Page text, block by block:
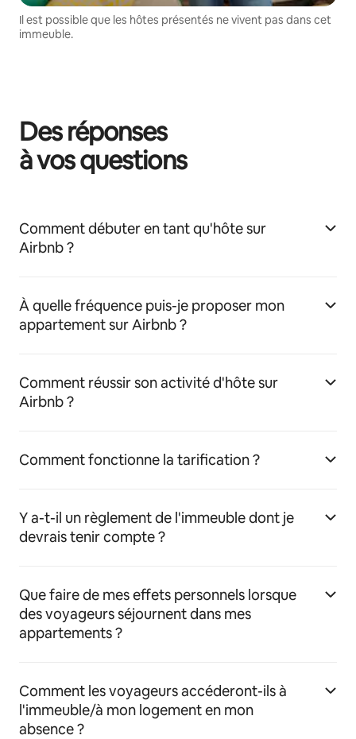
Il est possible que les hôtes présentés ne vivent pas dans cet
immeuble.
Des réponses
à vos questions
Comment débuter en tant qu'hôte sur
Airbnb ?
À quelle fréquence puis-je proposer mon
appartement sur Airbnb ?
Comment réussir son activité d'hôte sur
Airbnb ?
Comment fonctionne la tarification ?
Y a-t-il un règlement de l'immeuble dont je
devrais tenir compte ?
Que faire de mes effets personnels lorsque
des voyageurs séjournent dans mes
appartements ?
Comment les voyageurs accéderont-ils à
l'immeuble/à mon logement en mon
absence ?